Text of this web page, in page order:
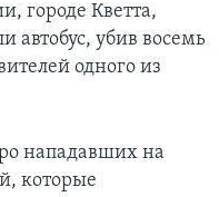
городе Кветта,
автобус, убив восемь
одного из
нападавших на
которые